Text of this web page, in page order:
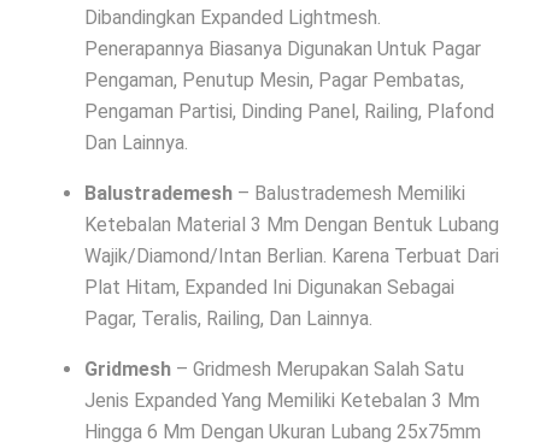
Dibandingkan Expanded Lightmesh.
Penerapannya Biasanya Digunakan Untuk Pagar
Pengaman, Penutup Mesin, Pagar Pembatas,
Pengaman Partisi, Dinding Panel, Railing, Plafond
Dan Lainnya.
Balustrademesh – Balustrademesh Memiliki
Ketebalan Material 3 Mm Dengan Bentuk Lubang
Wajik/Diamond/Intan Berlian. Karena Terbuat Dari
Plat Hitam, Expanded Ini Digunakan Sebagai
Pagar, Teralis, Railing, Dan Lainnya.
Gridmesh – Gridmesh Merupakan Salah Satu
Jenis Expanded Yang Memiliki Ketebalan 3 Mm
Hingga 6 Mm Dengan Ukuran Lubang 25x75mm